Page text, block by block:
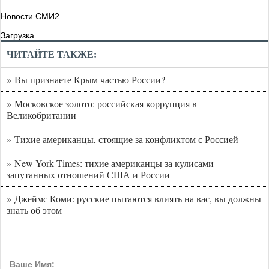
Новости СМИ2
Загрузка...
ЧИТАЙТЕ ТАКЖЕ:
» Вы признаете Крым частью России?
» Московское золото: российская коррупция в
Великобритании
» Тихие американцы, стоящие за конфликтом с Россией
» New York Times: тихие американцы за кулисами
запутанных отношений США и России
» Джеймс Коми: русские пытаются влиять на вас, вы должны
знать об этом
Ваше Имя: